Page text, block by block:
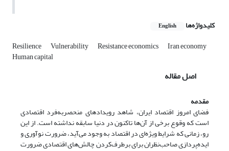
کلیدواژه‌ها English
Resilience Vulnerability Resistance economics Iran economy
Human capital
اصل مقاله
مقدمه
فضای امروز اقتصاد ایران، شاهد رویدادهای منحصر‌به‌فرد اقتصادی
است که وقوع برخی از آن‌ها تاکنون در دنیا سابقه نداشته است. از این
رو، زمانی که شرایط ویژه‌ای در اقتصاد به وجود می‌آید، ضرورت نوآوری و
ایده‌پردازی صاحب‌نظران برای برطرف‌کردن چالش‌های اقتصادی ضرورت